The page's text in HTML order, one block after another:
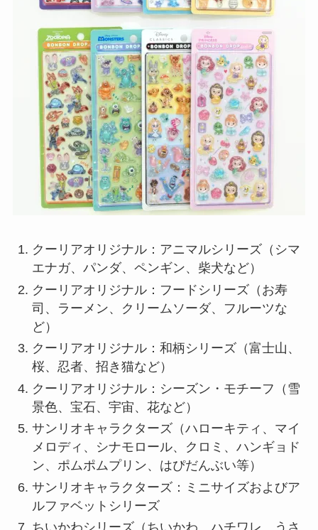
クーリアオリジナル：アニマルシリーズ（シマ
エナガ、パンダ、ペンギン、柴犬など）
クーリアオリジナル：フードシリーズ（お寿
司、ラーメン、クリームソーダ、フルーツな
ど）
クーリアオリジナル：和柄シリーズ（富士山、
桜、忍者、招き猫など）
クーリアオリジナル：シーズン・モチーフ（雪
景色、宝石、宇宙、花など）
サンリオキャラクターズ（ハローキティ、マイ
メロディ、シナモロール、クロミ、ハンギョド
ン、ポムポムプリン、はぴだんぶい等）
サンリオキャラクターズ：ミニサイズおよびア
ルファベットシリーズ